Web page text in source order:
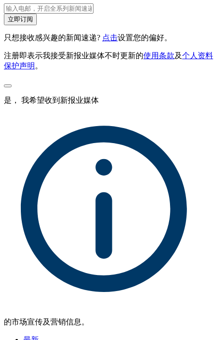
立即订阅
只想接收感兴趣的新闻速递? 点击设置您的偏好。
注册即表示我接受新报业媒体不时更新的使用条款及个人资料
保护声明 。
是， 我希望收到新报业媒体
的市场宣传及营销信息。